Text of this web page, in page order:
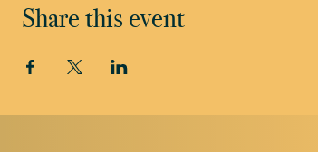
Share this event